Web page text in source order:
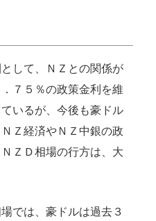
して、ＮＺとの関係が
７５％の政策金利を維
いるが、今後も豪ドル
Ｚ経済やＮＺ中銀の政
ＺＤ相場の行方は、大
では、豪ドルは過去３